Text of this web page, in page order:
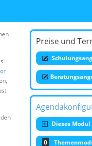
Preise und
Dieses
0